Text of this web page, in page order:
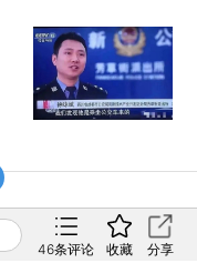
46条评论 收藏 分享